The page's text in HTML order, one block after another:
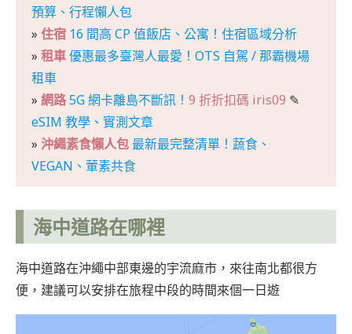
預算、行程懶人包
» 住宿 16 間高 CP 值飯店、公寓！住宿區域分析
» 租車優惠最多臺灣人最愛！OTS 自駕 / 那霸機場
租車
» 網路5G 網卡離島不斷訊！ 9 折折扣碼 iris09 ✎
eSIM 教學、實測文章
» 沖繩素食懶人包 最新最完整清單！蔬食、
VEGAN、葷素共食
海中道路在哪裡
海中道路在沖繩中部東邊的宇流麻市，來往南北都很方
便，建議可以安排在旅程中段的時間來個一日遊